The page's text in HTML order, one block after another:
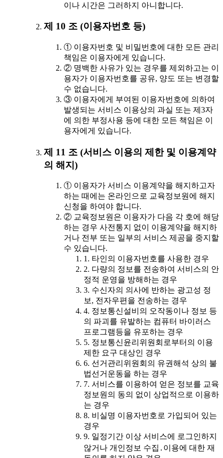
이나 시간은 그러하지 아니합니다.
제 10 조 (이용자번호 등)
① 이용자번호 및 비밀번호에 대한 모든 관리
책임은 이용자에게 있습니다.
② 명백한 사유가 있는 경우를 제외하고는 이
용자가 이용자번호를 공유, 양도 또는 변경할
수 없습니다.
③ 이용자에게 부여된 이용자번호에 의하여
발생되는 서비스 이용상의 과실 또는 제3자
에 의한 부정사용 등에 대한 모든 책임은 이
용자에게 있습니다.
제 11 조 (서비스 이용의 제한 및 이용계약
의 해지)
① 이용자가 서비스 이용계약을 해지하고자
하는 때에는 온라인으로 교육정보원에 해지
신청을 하여야 합니다.
② 교육정보원은 이용자가 다음 각 호에 해당
하는 경우 사전통지 없이 이용계약을 해지하
거나 전부 또는 일부의 서비스 제공을 중지할
수 있습니다.
1. 타인의 이용자번호를 사용한 경우
2. 다량의 정보를 전송하여 서비스의 안
정적 운영을 방해하는 경우
3. 수신자의 의사에 반하는 광고성 정
보, 전자우편을 전송하는 경우
4. 정보통신설비의 오작동이나 정보 등
의 파괴를 유발하는 컴퓨터 바이러스
프로그램등을 유포하는 경우
5. 정보통신윤리위원회로부터의 이용
제한 요구 대상인 경우
6. 선거관리위원회의 유권해석 상의 불
법선거운동을 하는 경우
7. 서비스를 이용하여 얻은 정보를 교육
정보원의 동의 없이 상업적으로 이용하
는 경우
8. 비실명 이용자번호로 가입되어 있는
경우
9. 일정기간 이상 서비스에 로그인하지
않거나 개인정보 수집․이용에 대한 재